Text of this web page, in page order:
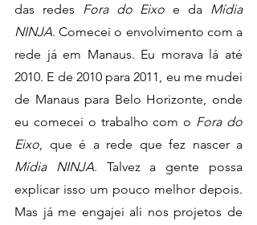
das redes
Fora do Eixo e da Mídia
NINJA. Comecei o envolvimento com a
rede já em Manaus. Eu morava lá até
2010. E de 2010 para 2011, eu me mudei
de Manaus para Belo Horizonte, onde
eu comecei o trabalho com o Fora do
Eixo
Mídia NINJA. Talvez a gente possa
explicar isso um pouco melhor depois.
Mas já me engajei ali nos projetos de